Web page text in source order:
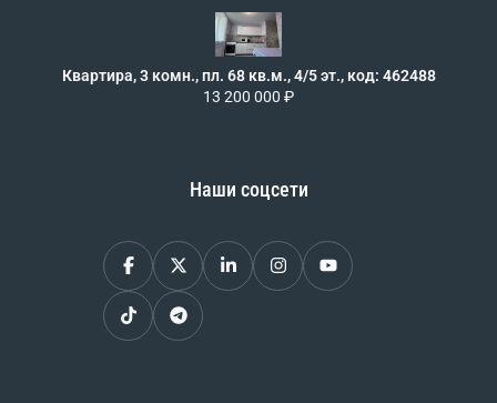
Квартира, 3 комн., пл. 68 кв.м., 4/5 эт., код: 462488
13 200 000 ₽
Наши соцсети